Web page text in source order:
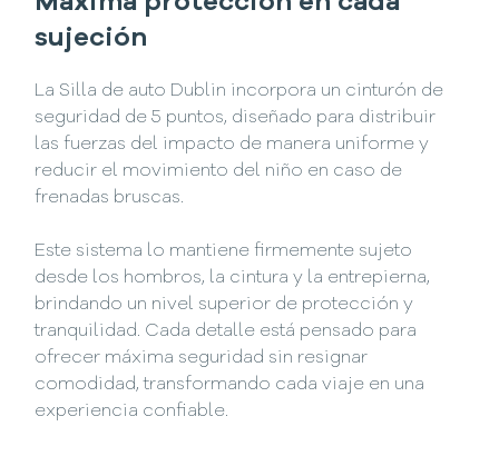
sujeción
La Silla de auto Dublin incorpora un cinturón de
seguridad de 5 puntos, diseñado para distribuir
las fuerzas del impacto de manera uniforme y
reducir el movimiento del niño en caso de
frenadas bruscas.
Este sistema lo mantiene firmemente sujeto
desde los hombros, la cintura y la entrepierna,
brindando un nivel superior de protección y
tranquilidad. Cada detalle está pensado para
ofrecer máxima seguridad sin resignar
comodidad, transformando cada viaje en una
experiencia confiable.